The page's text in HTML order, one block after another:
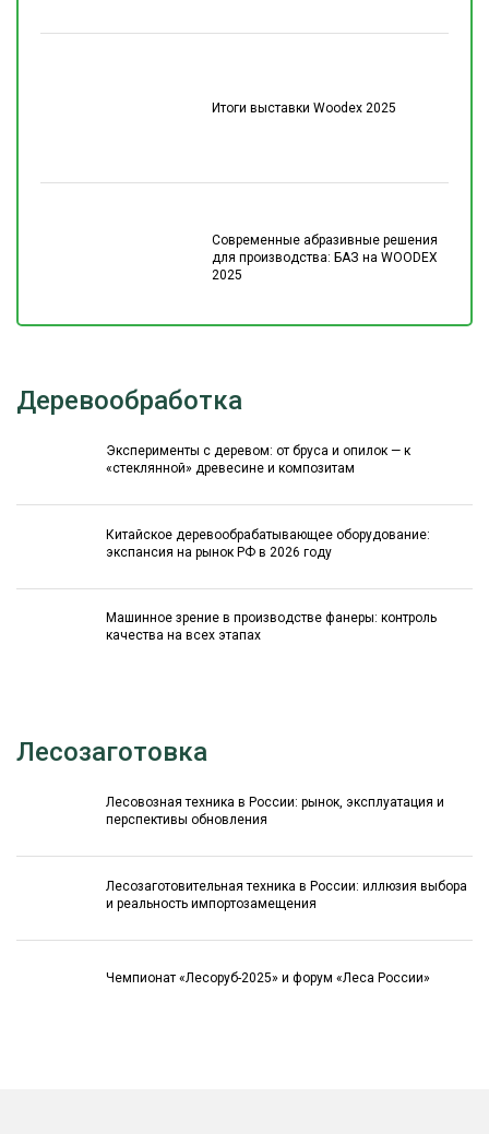
Итоги выставки Woodex 2025
Современные абразивные решения
для производства: БАЗ на WOODEX
2025
Деревообработка
Эксперименты с деревом: от бруса и опилок — к
«стеклянной» древесине и композитам
Китайское деревообрабатывающее оборудование:
экспансия на рынок РФ в 2026 году
Машинное зрение в производстве фанеры: контроль
качества на всех этапах
Лесозаготовка
Лесовозная техника в России: рынок, эксплуатация и
перспективы обновления
Лесозаготовительная техника в России: иллюзия выбора
и реальность импортозамещения
Чемпионат «Лесоруб-2025» и форум «Леса России»